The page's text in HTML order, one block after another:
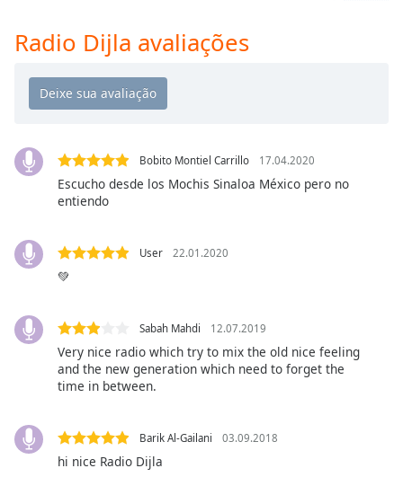
Playback
Rate
Chapters
Descriptions
descriptions
off
selected
Subtitles
subtitles
settings,
opens
settings
dialog
subtitles
Radio Dijla avaliações
Bobito Montiel Carrillo 17.04.2020
Escucho desde los Mochis Sinaloa México pero no
entiendo
User 22.01.2020
💚
Sabah Mahdi 12.07.2019
Very nice radio which try to mix the old nice feeling
and the new generation which need to forget the
time in between.
Barik Al-Gailani 03.09.2018
hi nice Radio Dijla